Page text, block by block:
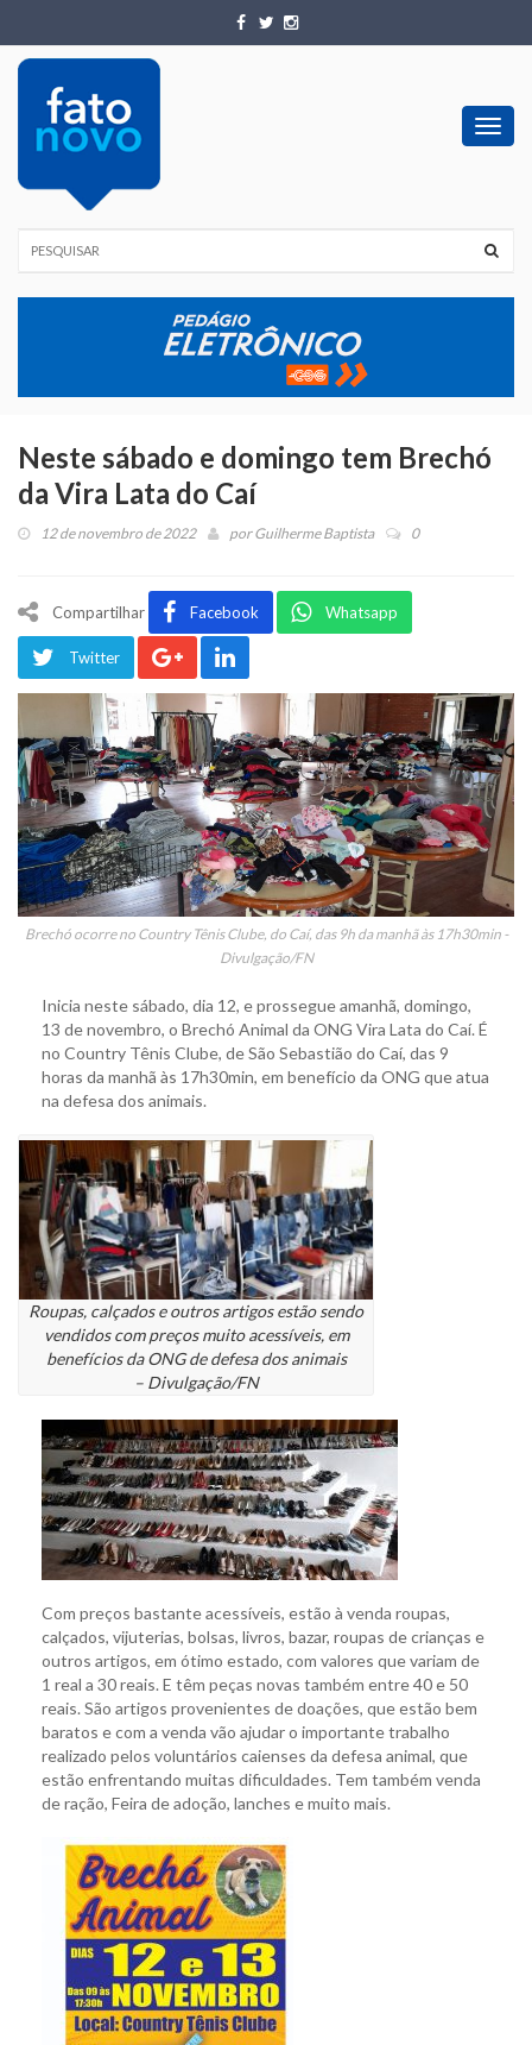
Neste sábado e domingo tem Brechó
da Vira Lata do Caí
12 de novembro de 2022 porGuilherme Baptista 0
Compartilhar Facebook Whatsapp
Twitter
Brechó ocorre no Country Tênis Clube, do Caí, das 9h da manhã às 17h30min -
Divulgação/FN
Inicia neste sábado, dia 12, e prossegue amanhã, domingo,
13 de novembro, o Brechó Animal da ONG Vira Lata do Caí. É
no Country Tênis Clube, de São Sebastião do Caí, das 9
horas da manhã às 17h30min, em benefício da ONG que atua
na defesa dos animais.
Roupas, calçados e outros artigos estão sendo
vendidos com preços muito acessíveis, em
benefícios da ONG de defesa dos animais
– Divulgação/FN
Com preços bastante acessíveis, estão à venda roupas,
calçados, vijuterias, bolsas, livros, bazar, roupas de crianças e
outros artigos, em ótimo estado, com valores que variam de
1 real a 30 reais. E têm peças novas também entre 40 e 50
reais. São artigos provenientes de doações, que estão bem
baratos e com a venda vão ajudar o importante trabalho
realizado pelos voluntários caienses da defesa animal, que
estão enfrentando muitas dificuldades. Tem também venda
de ração, Feira de adoção, lanches e muito mais.